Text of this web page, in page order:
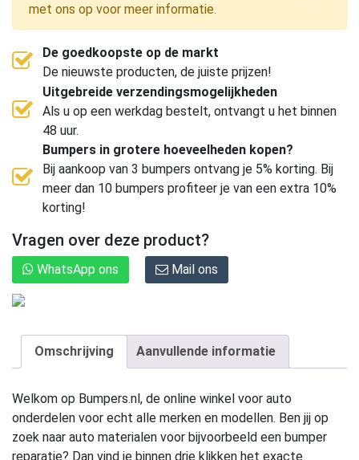
met ons op voor meer informatie.
De goedkoopste op de markt
De nieuwste producten, de juiste prijzen!
Uitgebreide verzendingsmogelijkheden
Als u op een werkdag bestelt, ontvangt u het binnen
48 uur.
Bumpers in grotere hoeveelheden kopen?
Bij aankoop van 3 bumpers ontvang je 5% korting. Bij
meer dan 10 bumpers profiteer je van een extra 10%
korting!
Vragen over deze product?
WhatsApp ons Mail ons
Omschrijving Aanvullende informatie
Welkom op Bumpers.nl, de online winkel voor auto
onderdelen voor echt alle merken en modellen. Ben jij op
zoek naar auto materialen voor bijvoorbeeld een bumper
reparatie? Dan vind je binnen drie klikken het exacte